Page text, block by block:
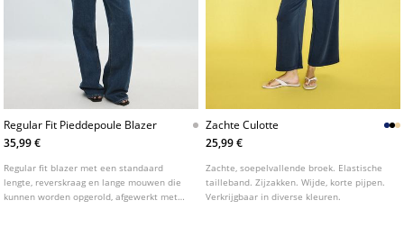
Regular Fit Pieddepoule Blazer
35,99 €
Regular fit blazer met een standaard
lengte, reverskraag en lange mouwen die
kunnen worden opgerold, afgewerkt met
Zachte Culotte
25,99 €
Zachte, soepelvallende broek. Elastische
tailleband. Zijzakken. Wijde, korte pijpen.
Verkrijgbaar in diverse kleuren.